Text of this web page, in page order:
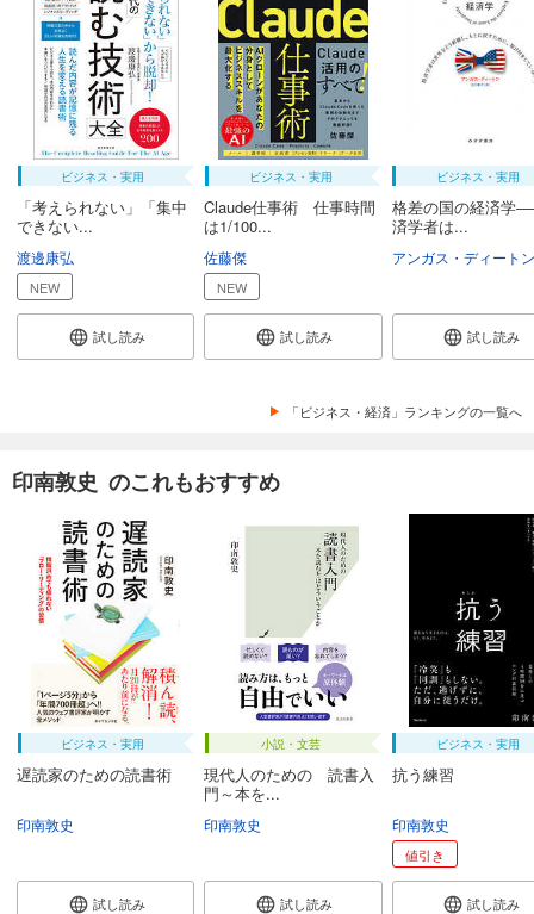
ビジネス・実用
「考えられない」「集中
できない...
渡邊康弘
NEW
試し読み
ビジネス・実用
Claude仕事術 仕事時間
は1/100...
佐藤傑
NEW
試し読み
ビジネス・実用
格差の国の経済学
済学者は...
アンガス・ディートン
試し読み
「ビジネス・経済」ランキングの一覧へ
印南敦史 のこれもおすすめ
ビジネス・実用
遅読家のための読書術
印南敦史
試し読み
小説・文芸
現代人のための 読書入
門～本を...
印南敦史
試し読み
ビジネス・実用
抗う練習
印南敦史
値引き
試し読み